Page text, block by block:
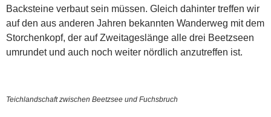
Backsteine verbaut sein müssen. Gleich dahinter treffen wir
auf den aus anderen Jahren bekannten Wanderweg mit dem
Storchenkopf, der auf Zweitageslänge alle drei Beetzseen
umrundet und auch noch weiter nördlich anzutreffen ist.
Teichlandschaft zwischen Beetzsee und Fuchsbruch